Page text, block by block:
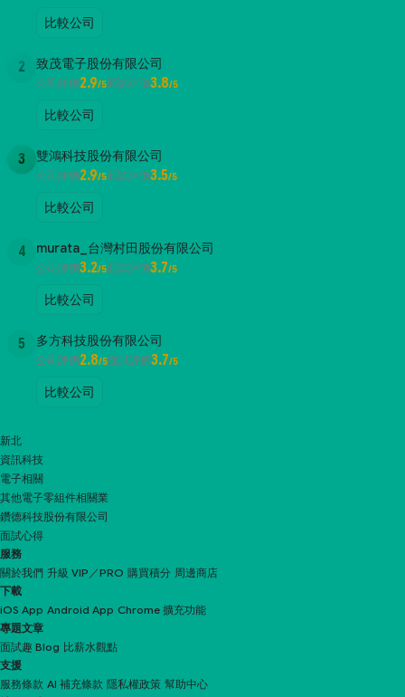
比較公司
2 致茂電子股份有限公司
公司評價2.9/5面試評價3.8/5
比較公司
3 雙鴻科技股份有限公司
公司評價2.9/5面試評價3.5/5
比較公司
4 murata_台灣村田股份有限公司
公司評價3.2/5面試評價3.7/5
比較公司
5 多方科技股份有限公司
公司評價2.8/5面試評價3.7/5
比較公司
新北
資訊科技
電子相關
其他電子零組件相關業
鑽德科技股份有限公司
面試心得
服務
關於我們 升級 VIP／PRO 購買積分 周邊商店
下載
iOS App Android App Chrome 擴充功能
專題文章
面試趣 Blog 比薪水觀點
支援
服務條款 AI 補充條款 隱私權政策 幫助中心